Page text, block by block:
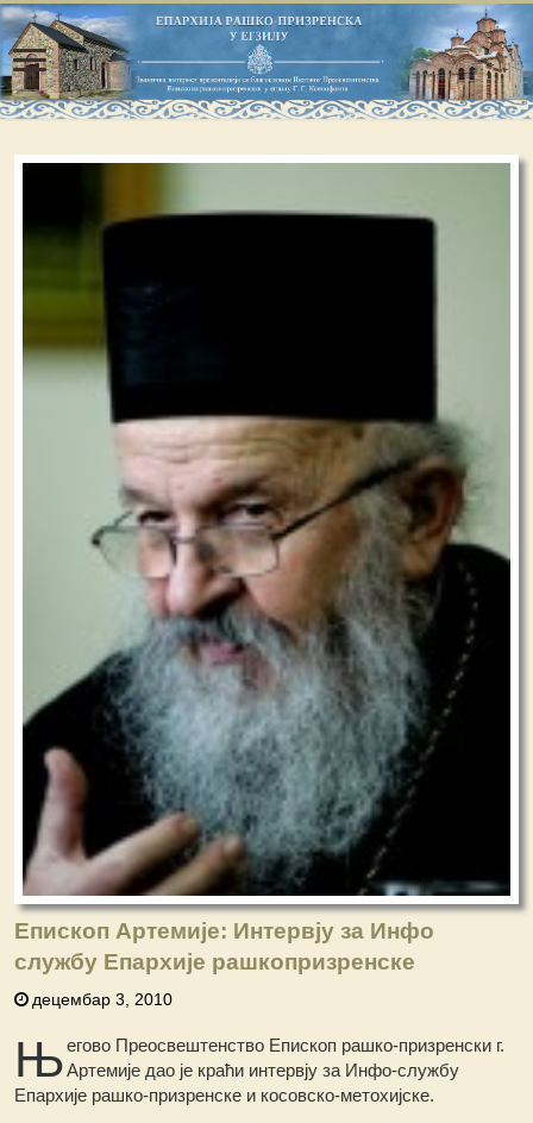
Епископ Артемије: Интервју за Инфо
службу Епархије рашкопризренске
децембар 3, 2010
Његово Преосвештенство Епископ рашко-призренски г.
Артемије дао је краћи интервју за Инфо-службу
Епархије рашко-призренске и косовско-метохијске.